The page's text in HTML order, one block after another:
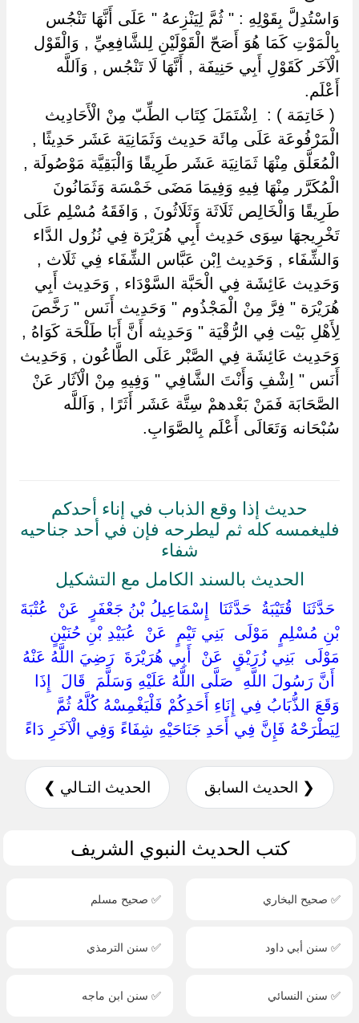
وَاسْتُدِلَّ بِقَوْلِهِ : " ثُمَّ لِيَنْزِعهُ " عَلَى أَنَّهَا تَنْجُس
بِالْمَوْتِ كَمَا هُوَ أَصَحّ الْقَوْلَيْنِ لِلشَّافِعِيِّ , وَالْقَوْل
الْآخَر كَقَوْلِ أَبِي حَنِيفَة , أَنَّهَا لَا تَنْجُس , وَاَللَّه
أَعْلَم.
‏ ‏( خَاتِمَة ) : ‏ ‏اِشْتَمَلَ كِتَاب الطِّبّ مِنْ الْأَحَادِيث
الْمَرْفُوعَة عَلَى مِائَة حَدِيث وَثَمَانِيَة عَشَر حَدِيثًا ,
الْمُعَلَّق مِنْهَا ثَمَانِيَة عَشَر طَرِيقًا وَالْبَقِيَّة مَوْصُولَة ,
الْمُكَرَّر مِنْهَا فِيهِ وَفِيمَا مَضَى خَمْسَة وَثَمَانُونَ
طَرِيقًا وَالْخَالِص ثَلَاثَة وَثَلَاثُونَ , وَافَقَهُ مُسْلِم عَلَى
تَخْرِيجهَا سِوَى حَدِيث أَبِي هُرَيْرَة فِي نُزُول الدَّاء
وَالشِّفَاء , وَحَدِيث اِبْن عَبَّاس الشِّفَاء فِي ثَلَاث ,
وَحَدِيث عَائِشَة فِي الْحَبَّة السَّوْدَاء , وَحَدِيث أَبِي
هُرَيْرَة " فِرَّ مِنْ الْمَجْذُوم " وَحَدِيث أَنَس " رَخَّصَ
لِأَهْلِ بَيْت فِي الرُّقْيَة " وَحَدِيثه أَنَّ أَبَا طَلْحَة كَوَاهُ ,
وَحَدِيث عَائِشَة فِي الصَّبْر عَلَى الطَّاعُون , وَحَدِيث
أَنَس " اِشْفِ وَأَنْتَ الشَّافِي " وَفِيهِ مِنْ الْآثَار عَنْ
الصَّحَابَة فَمَنْ بَعْدهمْ سِتَّة عَشَر أَثَرًا , وَاَللَّه
سُبْحَانه وَتَعَالَى أَعْلَم بِالصَّوَابِ.
حديث إذا وقع الذباب في إناء أحدكم
فليغمسه كله ثم ليطرحه فإن في أحد جناحيه
شفاء
الحديث بالسند الكامل مع التشكيل
‏ ‏حَدَّثَنَا ‏ ‏قُتَيْبَةُ ‏ ‏حَدَّثَنَا ‏ ‏إِسْمَاعِيلُ بْنُ جَعْفَرٍ ‏ ‏عَنْ ‏ ‏عُتْبَةَ
بْنِ مُسْلِمٍ ‏ ‏مَوْلَى ‏ ‏بَنِي تَيْمٍ ‏ ‏عَنْ ‏ ‏عُبَيْدِ بْنِ حُنَيْنٍ ‏
‏مَوْلَى ‏ ‏بَنِي زُرَيْقٍ ‏ ‏عَنْ ‏ ‏أَبِي هُرَيْرَةَ ‏ ‏رَضِيَ اللَّهُ عَنْهُ
‏ ‏أَنَّ رَسُولَ اللَّهِ ‏ ‏صَلَّى اللَّهُ عَلَيْهِ وَسَلَّمَ ‏ ‏قَالَ ‏ ‏إِذَا
وَقَعَ الذُّبَابُ فِي إِنَاءِ أَحَدِكُمْ فَلْيَغْمِسْهُ كُلَّهُ ثُمَّ
لِيَطْرَحْهُ فَإِنَّ فِي أَحَدِ جَنَاحَيْهِ شِفَاءً وَفِي الْآخَرِ دَاءً ‏
❮ الحديث السابق الحديث التـالي ❯
كتب الحديث النبوي الشريف
✅ صحيح البخاري ✅ صحيح مسلم
✅ سنن أبي داود ✅ سنن الترمذي
✅ سنن النسائي ✅ سنن ابن ماجه